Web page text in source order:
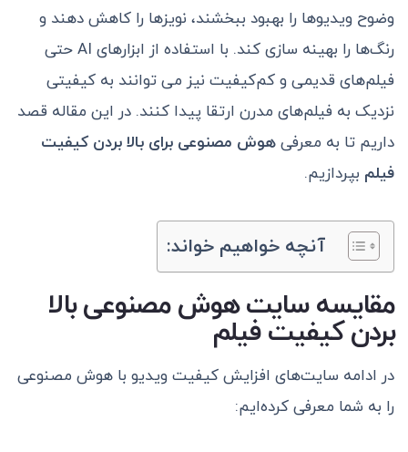
وضوح ویدیو‌ها را بهبود ببخشند، نویز‌ها را کاهش دهند و
رنگ‌ها را بهینه سازی کند. با استفاده از ابزار‌های AI حتی
فیلم‌های قدیمی و کم‌کیفیت نیز می توانند به کیفیتی
نزدیک به فیلم‌های مدرن ارتقا پیدا کنند. در این مقاله قصد
داریم تا به معرفی هوش مصنوعی برای بالا بردن کیفیت
فیلم بپردازیم.
آنچه خواهیم خواند:
مقایسه سایت هوش مصنوعی بالا
بردن کیفیت فیلم
در ادامه سایت‌های افزایش کیفیت ویدیو با هوش مصنوعی
را به شما معرفی کرده‌ایم: